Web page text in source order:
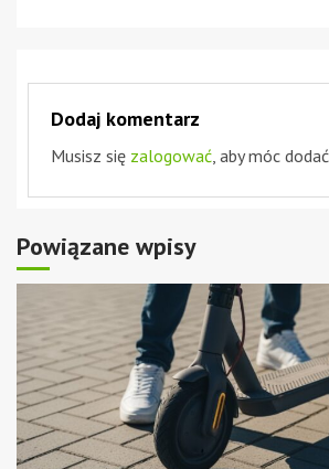
Dodaj komentarz
Musisz się zalogować, aby móc
Powiązane wpisy